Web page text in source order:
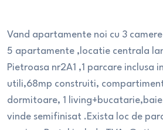
Vand apartamente noi cu 3
5 apartamente ,locatie centrala
Pietroasa nr2A1 ,1 parcare inclusa
utili,68mp construiti,
dormitoare, 1
vinde semifinisat .Exista loc de